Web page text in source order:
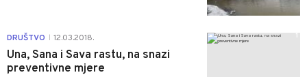
DRUŠTVO 12.03.2018.
Una, Sana i Sava rastu, na snazi
preventivne mjere
1